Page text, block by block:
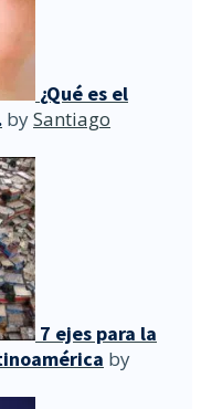
¿Qué es el
bySantiago
7 ejes para la
by